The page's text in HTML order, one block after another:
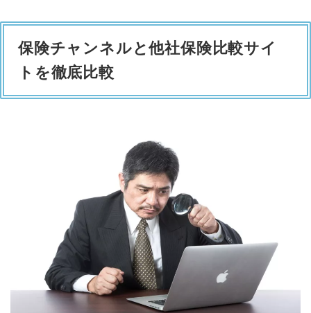
保険チャンネルと他社保険比較サイ
トを徹底比較